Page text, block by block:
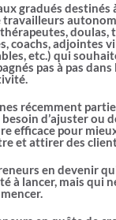
gradués destinés
travailleurs
doulas,
coachs, adjointes
etc.) qui
pas à pas
récemment
d’ajuster ou
efficace pour
et attirer des
en devenir
à lancer, mais qui